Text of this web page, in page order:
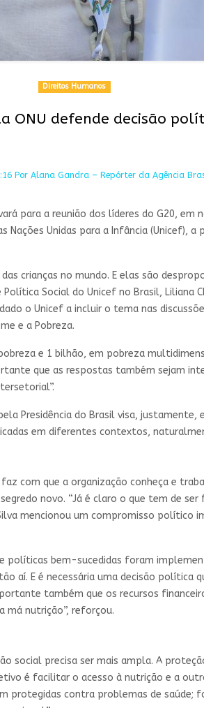
Direitos Humanos
ONU defende decisão
Por Alana Gandra – Repórter da Agência
para a reunião dos líderes do G20,
Unidas para a Infância (Unicef), a
crianças no mundo. E elas são
Política Social do Unicef no Brasil, Liliana
o Unicef a incluir o tema nas
e a Pobreza.
e 1 bilhão, em pobreza
que as respostas também sejam
Presidência do Brasil visa,
em diferentes contextos,
com que a organização conheça e
novo. “Já é claro o que tem de
mencionou um compromisso
políticas bem-sucedidas foram
aí. E é necessária uma decisão política
também que os recursos
má nutrição”, reforçou.
social precisa ser mais ampla. A
é facilitar o acesso à nutrição e a
protegidas contra problemas de saúde;